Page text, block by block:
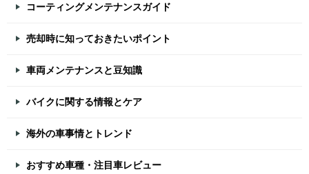
コーティングメンテナンスガイド
売却時に知っておきたいポイント
車両メンテナンスと豆知識
バイクに関する情報とケア
海外の車事情とトレンド
おすすめ車種・注目車レビュー